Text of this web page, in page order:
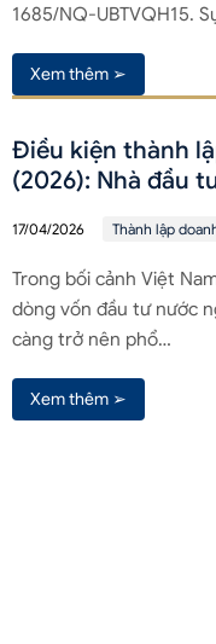
1685/NQ-UBTVQH15.
Xem thêm ➢
Điều kiện thành
(2026): Nhà đầu
17/04/2026 Thành lập
Trong bối cảnh Việt
dòng vốn đầu tư nước
càng trở nên phổ…
Xem thêm ➢